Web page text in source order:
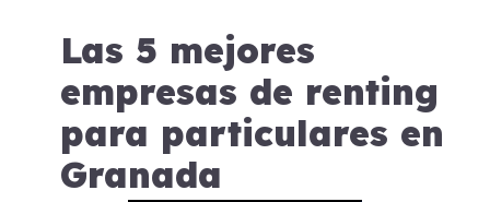
Las 5 mejores
empresas de renting
para particulares en
Granada